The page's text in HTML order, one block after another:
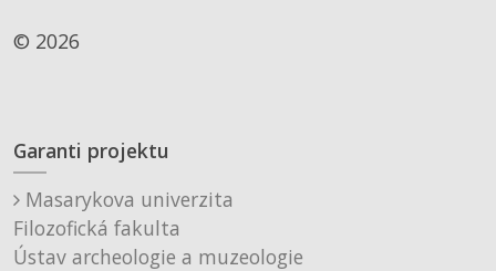
© 2026
Garanti projektu
Masarykova univerzita
Filozofická fakulta
Ústav archeologie a muzeologie